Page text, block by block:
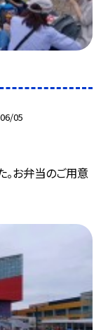
05
。お弁当のご用意